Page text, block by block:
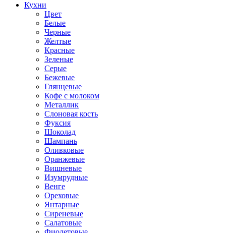
Кухни
Цвет
Белые
Черные
Желтые
Красные
Зеленые
Серые
Бежевые
Глянцевые
Кофе с молоком
Металлик
Слоновая кость
Фуксия
Шоколад
Шампань
Оливковые
Оранжевые
Вишневые
Изумрудные
Венге
Ореховые
Янтарные
Сиреневые
Салатовые